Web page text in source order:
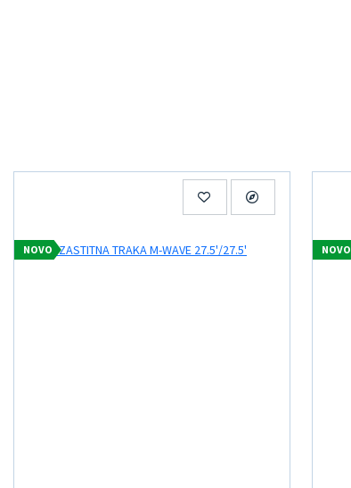
NOVO NOVO